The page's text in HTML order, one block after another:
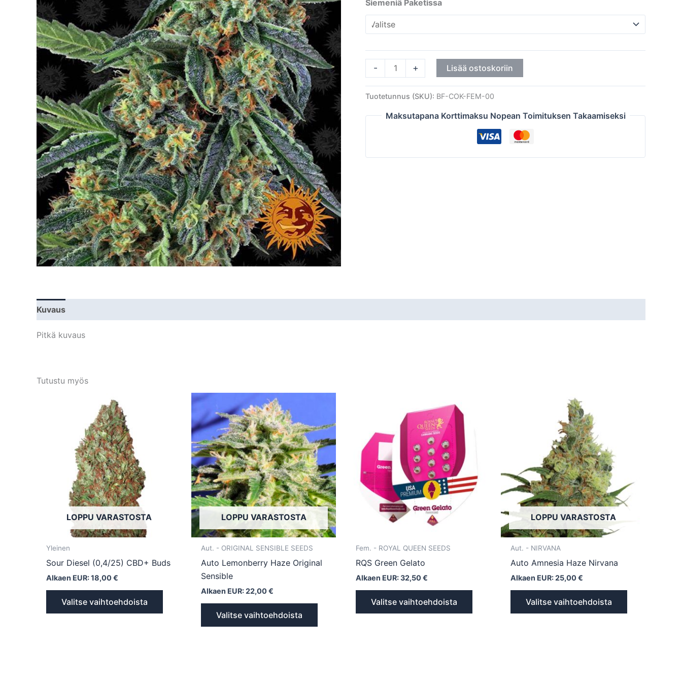
Siemeniä Paketissa
- + Lisää ostoskoriin
Tuotetunnus (SKU): BF-COK-FEM-00
Maksutapana Korttimaksu Nopean Toimituksen Takaamiseksi
Kuvaus
Pitkä kuvaus
Tutustu myös
LOPPU VARASTOSTA
Yleinen
Sour Diesel (0,4/25) CBD+ Buds
Alkaen EUR:18,00€
Valitse vaihtoehdoista
useampi
muunnelma.
valinnat
tuotteen
LOPPU VARASTOSTA
Aut. - ORIGINAL SENSIBLE SEEDS
Auto Lemonberry Haze Original
Sensible
Alkaen EUR:22,00€
Valitse vaihtoehdoista
on
useampi
muunnelma.
Voit
tehdä
valinnat
tuotteen
sivulla.
Fem. - ROYAL QUEEN SEEDS
RQS Green Gelato
Alkaen EUR:32,50€
Valitse vaihtoehdoista
tehdä
valinnat
LOPPU VARASTOSTA
Aut. - NIRVANA
Auto Amnesia Haze Nirvana
Alkaen EUR:25,00€
Valitse vaihtoehdoista
tuotteen